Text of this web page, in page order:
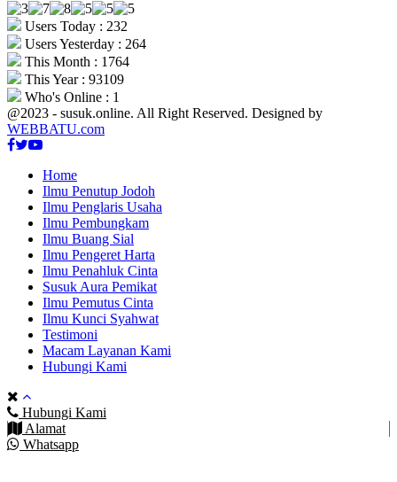
Users Today : 232
Users Yesterday : 264
This Month : 1764
This Year : 93109
Who's Online : 1
@2023 - susuk.online. All Right Reserved. Designed by
WEBBATU.com
Facebook
Twitter
Youtube
Home
Ilmu Penutup Jodoh
Ilmu Penglaris Usaha
Ilmu Pembungkam
Ilmu Buang Sial
Ilmu Pengeret Harta
Ilmu Penahluk Cinta
Susuk Aura Pemikat
Ilmu Pemutus Cinta
Ilmu Kunci Syahwat
Testimoni
Macam Layanan Kami
Hubungi Kami
Hubungi Kami
Alamat
Whatsapp